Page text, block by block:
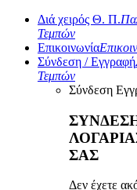
Διά χειρός Θ. Π.
Τεμπών
Επικοινωνία
Σύνδεση / Εγγραφή
Τεμπών
Σύνδεση
ΣΑΣ
Δεν έχετε